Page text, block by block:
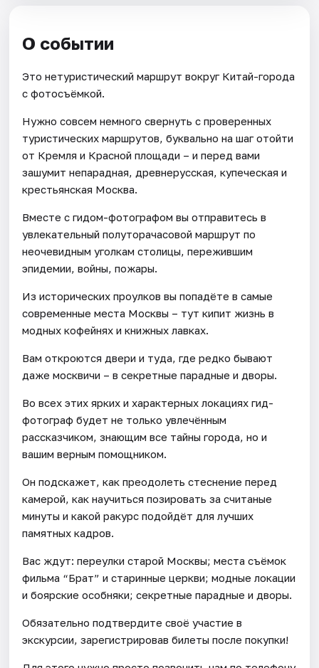
О событии
Это нетуристический маршрут вокруг Китай-города
с фотосъёмкой.
Нужно совсем немного свернуть с проверенных
туристических маршрутов, буквально на шаг отойти
от Кремля и Красной площади – и перед вами
зашумит непарадная, древнерусская, купеческая и
крестьянская Москва.
Вместе с гидом-фотографом вы отправитесь в
увлекательный полуторачасовой маршрут по
неочевидным уголкам столицы, пережившим
эпидемии, войны, пожары.
Из исторических проулков вы попадёте в самые
современные места Москвы – тут кипит жизнь в
модных кофейнях и книжных лавках.
Вам откроются двери и туда, где редко бывают
даже москвичи – в секретные парадные и дворы.
Во всех этих ярких и характерных локациях гид-
фотограф будет не только увлечённым
рассказчиком, знающим все тайны города, но и
вашим верным помощником.
Он подскажет, как преодолеть стеснение перед
камерой, как научиться позировать за считаные
минуты и какой ракурс подойдёт для лучших
памятных кадров.
Вас ждут: переулки старой Москвы; места съёмок
фильма “Брат” и старинные церкви; модные локации
и боярские особняки; секретные парадные и дворы.
Обязательно подтвердите своё участие в
экскурсии, зарегистрировав билеты после покупки!